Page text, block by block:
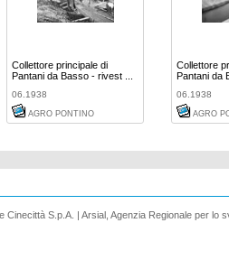
Collettore principale di
Pantani da Basso - rivest ...
06.1938
AGRO PONTINO
Collettore
Pantani da
06.1938
AGRO
Cinecittà S.p.A. | Arsial, Agenzia Regionale per